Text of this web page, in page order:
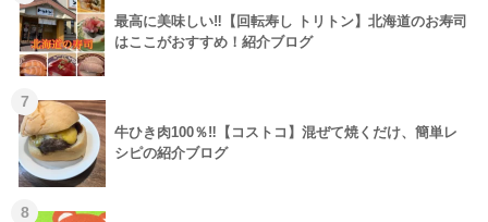
最高に美味しい‼【回転寿し トリトン】北海道のお寿司
はここがおすすめ！紹介ブログ
7
牛ひき肉100％‼【コストコ】混ぜて焼くだけ、簡単レ
シピの紹介ブログ
8